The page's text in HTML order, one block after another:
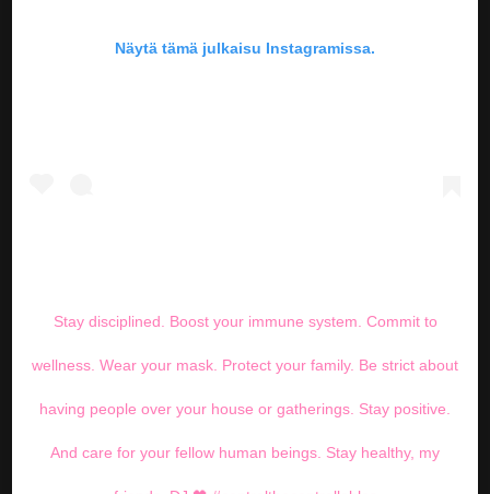
Näytä tämä julkaisu Instagramissa.
Stay disciplined. Boost your immune system. Commit to
wellness. Wear your mask. Protect your family. Be strict about
having people over your house or gatherings. Stay positive.
And care for your fellow human beings. Stay healthy, my